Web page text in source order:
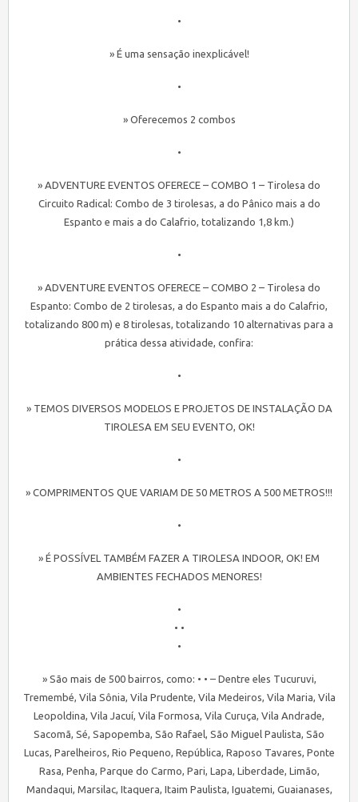
•
» É uma sensação inexplicável!
•
» Oferecemos 2 combos
•
» ADVENTURE EVENTOS OFERECE – COMBO 1 – Tirolesa do
Circuito Radical: Combo de 3 tirolesas, a do Pânico mais a do
Espanto e mais a do Calafrio, totalizando 1,8 km.)
•
» ADVENTURE EVENTOS OFERECE – COMBO 2 – Tirolesa do
Espanto: Combo de 2 tirolesas, a do Espanto mais a do Calafrio,
totalizando 800 m) e 8 tirolesas, totalizando 10 alternativas para a
prática dessa atividade, confira:
•
» TEMOS DIVERSOS MODELOS E PROJETOS DE INSTALAÇÃO DA
TIROLESA EM SEU EVENTO, OK!
•
» COMPRIMENTOS QUE VARIAM DE 50 METROS A 500 METROS!!!
•
» É POSSÍVEL TAMBÉM FAZER A TIROLESA INDOOR, OK! EM
AMBIENTES FECHADOS MENORES!
•
• •
•
» São mais de 500 bairros, como: • • – Dentre eles Tucuruvi,
Tremembé, Vila Sônia, Vila Prudente, Vila Medeiros, Vila Maria, Vila
Leopoldina, Vila Jacuí, Vila Formosa, Vila Curuça, Vila Andrade,
Sacomã, Sé, Sapopemba, São Rafael, São Miguel Paulista, São
Lucas, Parelheiros, Rio Pequeno, República, Raposo Tavares, Ponte
Rasa, Penha, Parque do Carmo, Pari, Lapa, Liberdade, Limão,
Mandaqui, Marsilac, Itaquera, Itaim Paulista, Iguatemi, Guaianases,